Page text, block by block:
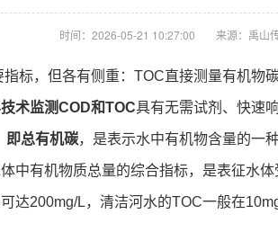
时间：2026-05-21 10:27:00 来源：禹山
标，但各有侧重：TOC直接测量有机物
术监测COD和TOC具有无需试剂、快速
即总有机碳，是表示水中有机物含量的一
中有机物质总量的综合指标，是表征水
达200mg/L，清洁河水的TOC一般在